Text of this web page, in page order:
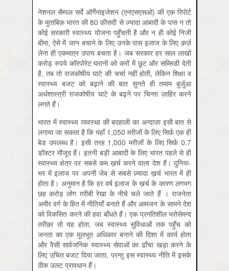
नेशनल सैम्पल सर्वे ऑर्गेनाइजेशन (एनएसएसओ) की एक रिपोर्ट
के मुताबिक़ भारत की 80 फ़ीसदी से ज़्यादा आबादी के पास न तो
कोई सरकारी स्वास्थ्य योजना पहुँचती है और न ही कोई निजी
बीमा, ऐसे में जान बचाने के लिए उनके पास इलाज के लिए क़र्ज़
लेना ही एकमात्र उपाय बचता है। जब सरकार हर साल लाखों
करोड़ रुपये कॉरपोरेट घरानों को करों में छूट और सब्सिडी देती
है, तब तो राजकोषीय घाटे की चर्चा नहीं होती, लेकिन शिक्षा व
स्वास्थ्य बजट को बढ़ाने की बात सुनते ही तमाम बुर्जुआ
अर्थशास्त्री राजकोषीय घाटे के बढ़ने पर चिन्ता ज़ाहिर करने
लगते हैं।
भारत में स्वास्थ्य व्यवस्था की बदहाली का अन्दाज़ा इसी बात से
लगाया जा सकता है कि यहाँ 1,050 मरीजों के लिए सिर्फ़ एक ही
बेड उपलब्ध है। इसी तरह 1,000 मरीजों के लिए सिर्फ़ 0.7
डॉक्टर मौजूद हैं। इतनी बड़ी आबादी के लिए भारत पहले से ही
स्वास्थ्य क्षेत्र पर सबसे कम ख़र्च करने वाला देश है। दुनिया-
भर में इलाज पर अपनी जेब से सबसे ज़्यादा ख़र्च भारत में ही
होता है। अनुमान है कि हर वर्ष इलाज के ख़र्च के कारण लगभग
छह करोड़ लोग ग़रीबी रेखा के नीचे चले जाते हैं । राजनेता
अमीर वर्ग के हित में नीतियाँ बनाते हैं और आमजन के सामने देश
को विकसित करने की हवा बाँधते हैं। एक प्रगतिशील भरोसेमन्द
तरीक़ा तो यह होता, जब स्वास्थ्य सुविधाओं तक पहुँच को
जनता का एक मूलभूत अधिकार बनाने की दिशा में कार्य होता
और वैसी सार्वजनिक स्वास्थ्य सेवाओं का ढाँचा खड़ा करने के
लिए उचित बजट दिया जाता, परन्तु इस स्वास्थ्य नीति में इसके
ठीक उलट प्रावधान हैं।